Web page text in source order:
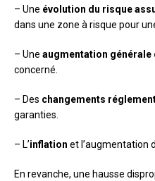
– Une évolution du risque
dans une zone à risque pour
– Une augmentation générale
concerné.
– Des changements
garanties.
– L’inflation et l’augmentation
En revanche, une hausse